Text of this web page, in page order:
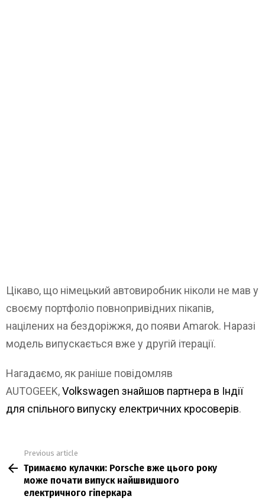
Цікаво, що німецький автовиробник ніколи не мав у
своєму портфоліо повнопривідних пікапів,
націлених на бездоріжжя, до появи Amarok. Наразі
модель випускається вже у другій ітерації.
Нагадаємо, як раніше повідомляв
AUTOGEEK,Volkswagen знайшов партнера в Індії
для спільного випуску електричних кросоверів.
more
Previous article
Тримаємо кулачки: Porsche вже цього року
може почати випуск найшвидшого
електричного гіперкара